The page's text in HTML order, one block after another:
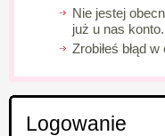
Nie jestej
już u nas konto.
Zrobiłeś błąd
Logowanie